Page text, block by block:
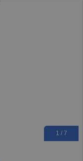
1 / 7